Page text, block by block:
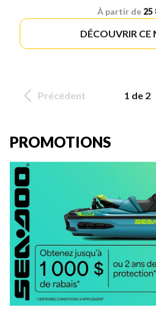
À partir de 25
DÉCOUVRIR CE
Précédent 1 de 2
PROMOTIONS